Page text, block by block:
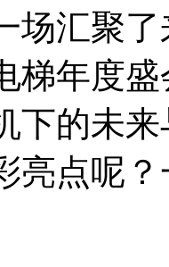
场汇聚
梯年度
下的未
亮点呢